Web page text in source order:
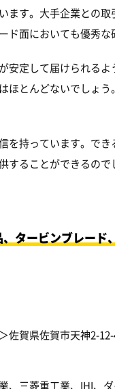
ます。大手企業との
ド面においても優秀な
安定して届けられる
ほとんどないでしょ
を持っています。で
することができるので
タービンブレード
佐賀県佐賀市天神2-
、三菱重工業、IHI